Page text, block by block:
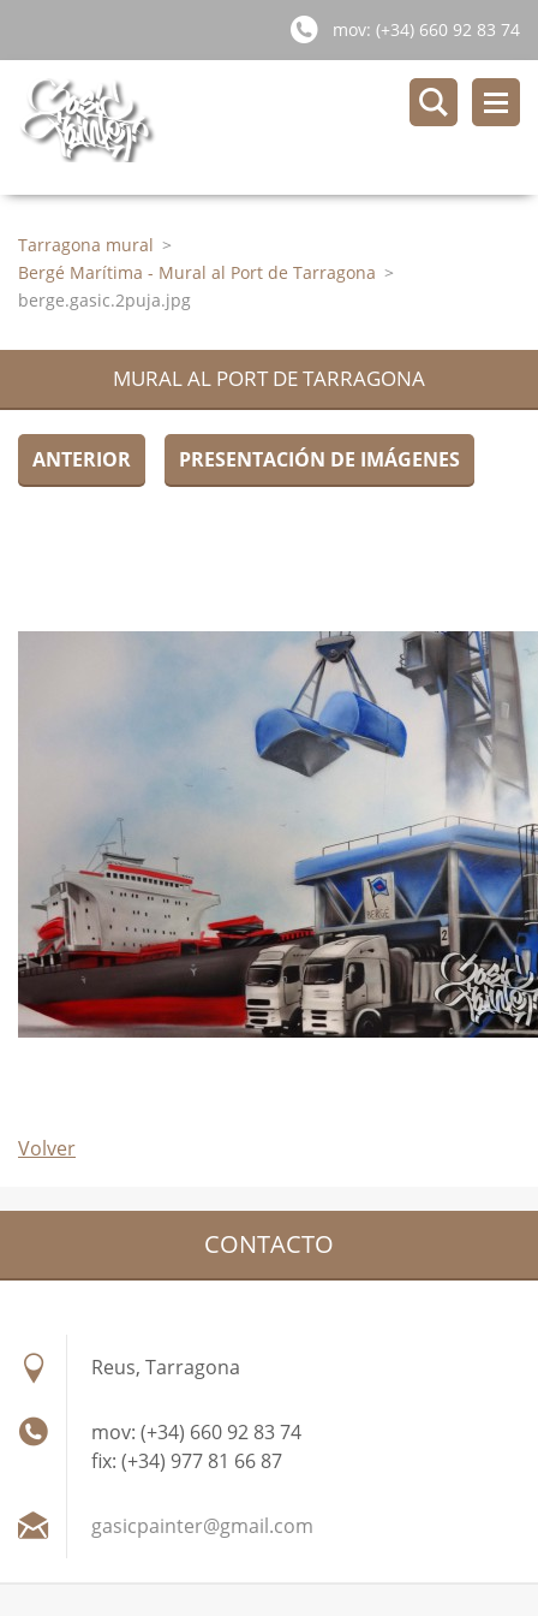
mov: (+34) 660 92 83 74
Tarragona mural >
Bergé Marítima - Mural al Port de Tarragona >
berge.gasic.2puja.jpg
MURAL AL PORT DE TARRAGONA
ANTERIOR PRESENTACIÓN DE IMÁGENES
Volver
CONTACTO
Reus, Tarragona
mov: (+34) 660 92 83 74
fix: (+34) 977 81 66 87
gasicpainter@gmail.com